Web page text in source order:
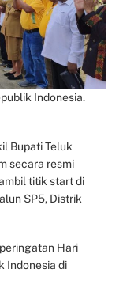
Indonesia.
Bupati Teluk
secara resmi
titik start di
SP5, Distrik
Hari
Indonesia di